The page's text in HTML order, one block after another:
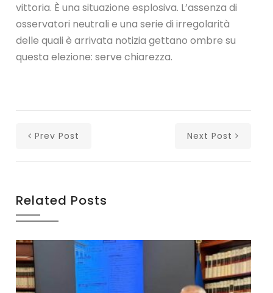
vittoria. È una situazione esplosiva. L’assenza di
osservatori neutrali e una serie di irregolarità
delle quali è arrivata notizia gettano ombre su
questa elezione: serve chiarezza.
Prev Post Next Post
Related Posts